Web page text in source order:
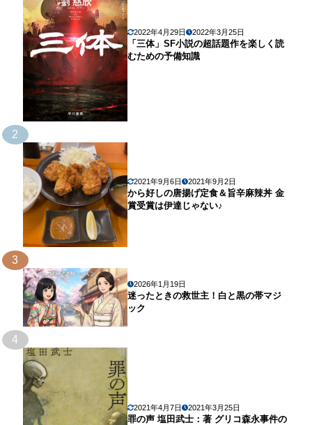
2022年4月29日 2022年3月25日
「三体」SF小説の超話題作を楽しく読
むための予備知識
2
2021年9月6日 2021年9月2日
から好しの唐揚げ定食＆旨辛麻辣丼 金
賞受賞は伊達じゃない♪
3
2026年1月19日
迷ったときの救世主！白と黒の帯マジ
ック
4
2021年4月7日 2021年3月25日
罪の声 塩田武士：著 グリコ森永事件の